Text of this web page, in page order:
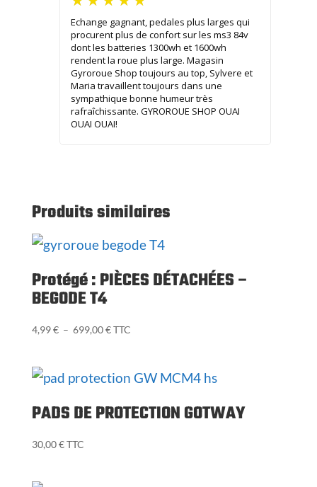
Echange gagnant, pedales plus larges qui
procurent plus de confort sur les ms3 84v
dont les batteries 1300wh et 1600wh
rendent la roue plus large. Magasin
Gyroroue Shop toujours au top, Sylvere et
Maria travaillent toujours dans une
sympathique bonne humeur très
rafraîchissante. GYROROUE SHOP OUAI
OUAI OUAI!
Produits similaires
Protégé : PIÈCES DÉTACHÉES –
BEGODE T4
4,99€ – 699,00€Plage
4,99 €
699,00 €
TTC
PADS DE PROTECTION GOTWAY
30,00€TTC